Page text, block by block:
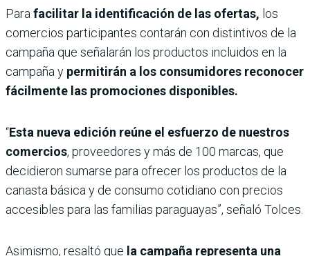
Para facilitar la identificación de las ofertas, los
comercios participantes contarán con distintivos de la
campaña que señalarán los productos incluidos en la
campaña y permitirán a los consumidores reconocer
fácilmente las promociones disponibles.
“Esta nueva edición reúne el esfuerzo de nuestros
comercios, proveedores y más de 100 marcas, que
decidieron sumarse para ofrecer los productos de la
canasta básica y de consumo cotidiano con precios
accesibles para las familias paraguayas”, señaló Tolces.
Asimismo, resaltó que la campaña representa una